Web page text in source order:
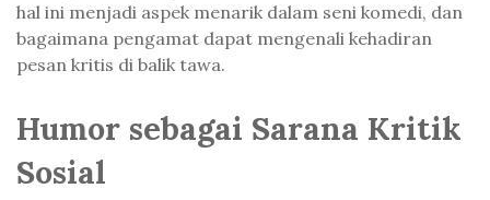
hal ini menjadi aspek menarik dalam seni komedi, dan
bagaimana pengamat dapat mengenali kehadiran
pesan kritis di balik tawa.
Humor sebagai Sarana Kritik
Sosial